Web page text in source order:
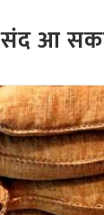
आ